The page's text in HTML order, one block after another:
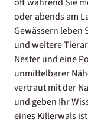
oder abends am
Gewässern leben
und weitere
Nester und eine
unmittelbarer
vertraut mit der
und geben Ihr
eines Killerwals